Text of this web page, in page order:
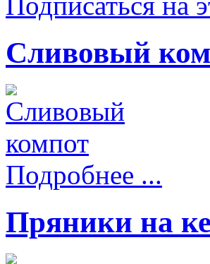
Сливовый
Подробнее ...
Пряники на